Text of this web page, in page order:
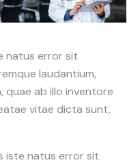
natus error sit
laudantium,
quae ab illo inventore
vitae dicta sunt,
iste natus error sit